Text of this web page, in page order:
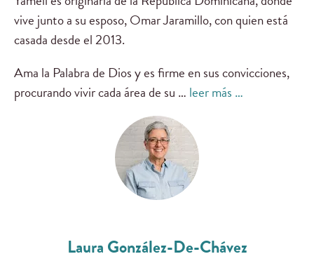
vive junto a su esposo, Omar Jaramillo, con quien está
casada desde el 2013.
Ama la Palabra de Dios y es firme en sus convicciones,
procurando vivir cada área de su … leer más …
Laura González-De-Chávez